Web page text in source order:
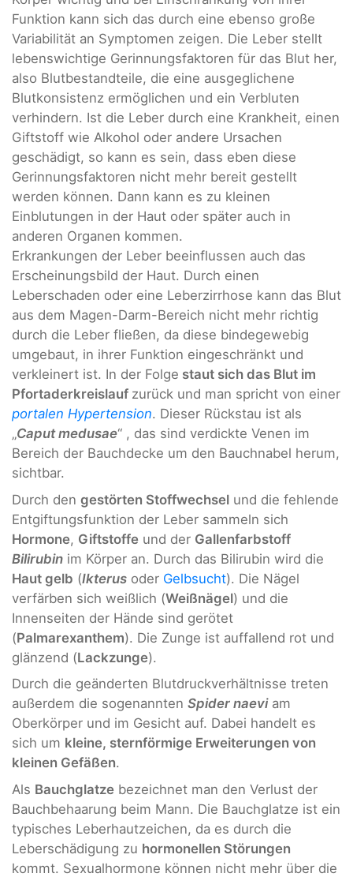
Funktion kann sich das durch eine ebenso große
Variabilität an Symptomen zeigen. Die Leber stellt
lebenswichtige Gerinnungsfaktoren für das Blut her,
also Blutbestandteile, die eine ausgeglichene
Blutkonsistenz ermöglichen und ein Verbluten
verhindern. Ist die Leber durch eine Krankheit, einen
Giftstoff wie Alkohol oder andere Ursachen
geschädigt, so kann es sein, dass eben diese
Gerinnungsfaktoren nicht mehr bereit gestellt
werden können. Dann kann es zu kleinen
Einblutungen in der Haut oder später auch in
anderen Organen kommen.
Erkrankungen der Leber beeinflussen auch das
Erscheinungsbild der Haut. Durch einen
Leberschaden oder eine Leberzirrhose kann das Blut
aus dem Magen-Darm-Bereich nicht mehr richtig
durch die Leber fließen, da diese bindegewebig
umgebaut, in ihrer Funktion eingeschränkt und
verkleinert ist. In der Folge staut sich das Blut im
Pfortaderkreislauf zurück und man spricht von einer
portalen Hypertension. Dieser Rückstau ist als
„Caput medusae“ , das sind verdickte Venen im
Bereich der Bauchdecke um den Bauchnabel herum,
sichtbar.
Durch den gestörten Stoffwechsel und die fehlende
Entgiftungsfunktion der Leber sammeln sich
Hormone, Giftstoffe und der Gallenfarbstoff
Bilirubin im Körper an. Durch das Bilirubin wird die
Haut gelb (Ikterus oder Gelbsucht). Die Nägel
verfärben sich weißlich (Weißnägel) und die
Innenseiten der Hände sind gerötet
(Palmarexanthem). Die Zunge ist auffallend rot und
glänzend (Lackzunge).
Durch die geänderten Blutdruckverhältnisse treten
außerdem die sogenannten Spider naeviam
Oberkörper und im Gesicht auf. Dabei handelt es
sich um kleine, sternförmige Erweiterungen von
kleinen Gefäßen.
Als Bauchglatze bezeichnet man den Verlust der
Bauchbehaarung beim Mann. Die Bauchglatze ist ein
typisches Leberhautzeichen, da es durch die
Leberschädigung zu hormonellen Störungen
kommt. Sexualhormone können nicht mehr über die